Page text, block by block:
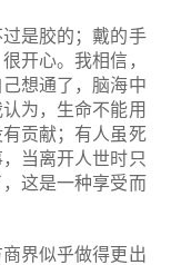
是胶的；戴的手
开心。我相信，
想通了，脑海中
为，生命不能用
贡献；有人虽死
当离开人世时只
这是一种享受而
界似乎做得更出